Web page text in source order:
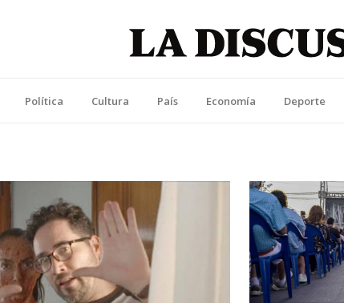
Política Cultura País Economía Deporte